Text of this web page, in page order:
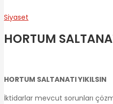
Siyaset
HORTUM
HORTUM SALTANATI YIKILSIN
İktidarlar mevcut sorunları